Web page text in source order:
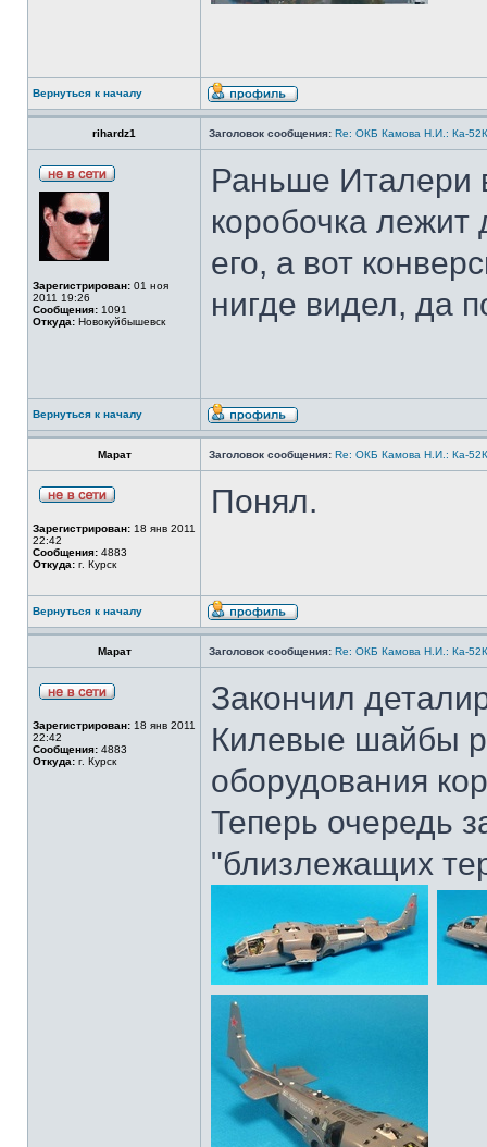
Вернуться к началу
rihardz1 Заголовок сообщения: Re: ОКБ Камова Н.И.: Ка-
Зарегистрирован: 01 ноя
2011 19:26
Сообщения: 1091
Откуда: Новокуйбышевск
Раньше Италери
коробочка лежит
его, а вот
нигде видел, да
Вернуться к началу
Марат Заголовок сообщения: Re: ОКБ Камова Н.И.: Ка-
Зарегистрирован: 18 янв 2011
22:42
Сообщения: 4883
Откуда: г. Курск
Понял.
Вернуться к началу
Марат Заголовок сообщения: Re: ОКБ Камова Н.И.: Ка-
Зарегистрирован: 18 янв 2011
22:42
Сообщения: 4883
Откуда: г. Курск
Закончил
Килевые шайбы
оборудования
Теперь очередь
"близлежащих